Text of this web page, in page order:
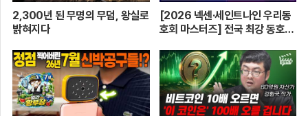
2,300년 된 무명의 무덤, 왕실로
밝혀지다
[2026 넥센·세인트나인 우리동
호회 마스터즈] 전국 최강 동호회
움 어벤져스 vs 일금회 | 16강 1
경기